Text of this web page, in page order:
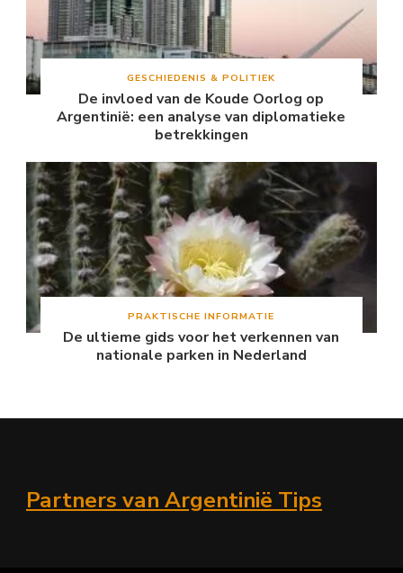
GESCHIEDENIS & POLITIEK
De invloed van de Koude Oorlog op
Argentinië: een analyse van diplomatieke
betrekkingen
PRAKTISCHE INFORMATIE
De ultieme gids voor het verkennen van
nationale parken in Nederland
Partners van Argentinië Tips